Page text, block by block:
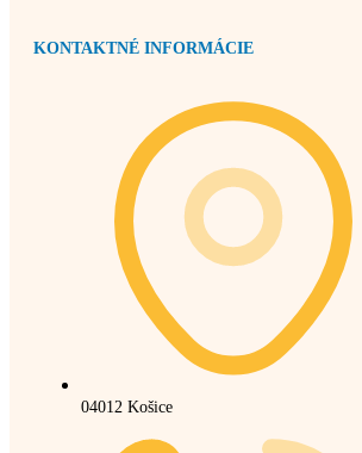
KONTAKTNÉ INFORMÁCIE
04012 Košice